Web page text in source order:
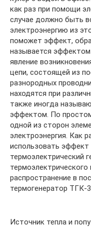
как раз при помощи
случае должно быть
электроэнергию из
поможет эффект,
называется
явление
цепи, состоящей из
разнородных
находятся при
также иногда
эффектом. По
одной из сторон
электроэнергия. Как
использовать эффект
термоэлектрический
термоэлектрического
распространение в
термогенератор ТГК-
Источник тепла и